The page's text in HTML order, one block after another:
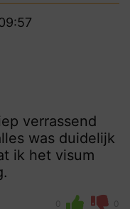
verrassend
was duidelijk
ik het visum
0 0